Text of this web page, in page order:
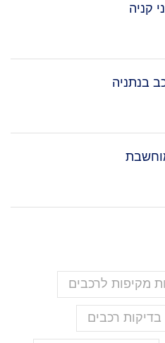
קניה
בנתניה
מקיפות לרכבים
בדיקות רכבים